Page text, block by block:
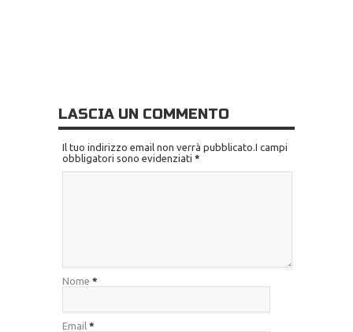
LASCIA UN COMMENTO
Il tuo indirizzo email non verrà pubblicato.I campi
obbligatori sono evidenziati *
Nome *
Email *